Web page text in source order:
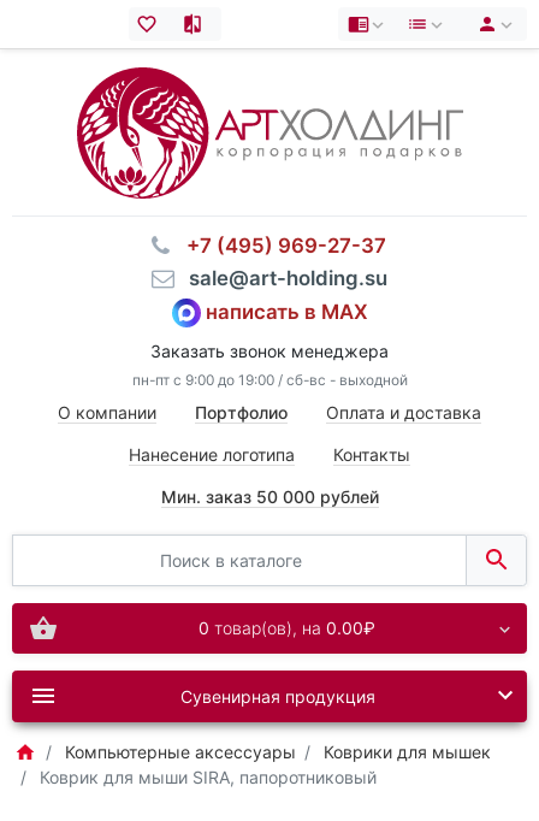
⠀+7 (495) 969-27-37
⠀sale@art-holding.su
написать в MAX
Заказать звонок менеджера
пн-пт с 9:00 до 19:00 / сб-вс - выходной
О компании Портфолио Оплата и доставка
Нанесение логотипа Контакты
Мин. заказ 50 000 рублей
0 товар(ов), на 0.00₽
Сувенирная продукция
Компьютерные аксессуары
Коврики для мышек
Коврик для мыши SIRA, папоротниковый